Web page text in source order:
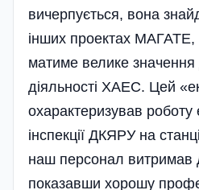
вичерпується, вона
інших проектах МАГАТЕ,
матиме велике
діяльності ХАЕС. Цей
охарактеризував роботу
інспекції ДКЯРУ на
наш персонал витримав
показавши хорошу